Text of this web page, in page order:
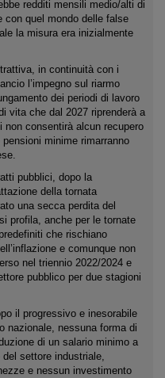
redditi mensili medio/alti di
con quel mondo delle false
la misura era inizialmente
in continuità con i
l’impegno sul riarmo
dei periodi di lavoro
vita che dal 2027 riprenderà a
non consentirà alcun recupero
minime rimarranno
pubblici, dopo la
della tornata
una secca perdita del
profila, anche per le tornate
che rischiano
e comunque non
nel triennio 2022/2024 e
pubblico per due stagioni
il progressivo e inesorabile
nazionale, nessuna forma di
di un salario minimo a
del settore industriale,
e nessun investimento